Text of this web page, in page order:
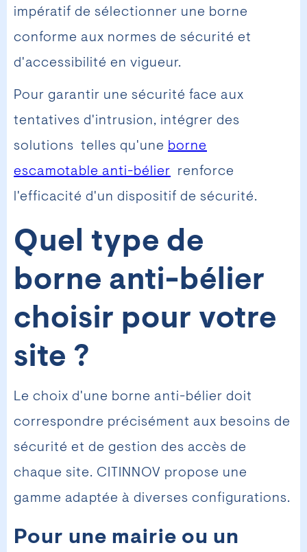
impératif de sélectionner une borne
conforme aux normes de sécurité et
d'accessibilité en vigueur.
Pour garantir une sécurité face aux
tentatives d'intrusion, intégrer des
solutions telles qu'une borne
escamotable anti-bélier renforce
l'efficacité d'un dispositif de sécurité.
Quel type de
borne anti-bélier
choisir pour votre
site ?
Le choix d'une borne anti-bélier doit
correspondre précisément aux besoins de
sécurité et de gestion des accès de
chaque site. CITINNOV propose une
gamme adaptée à diverses configurations.
Pour une mairie ou un